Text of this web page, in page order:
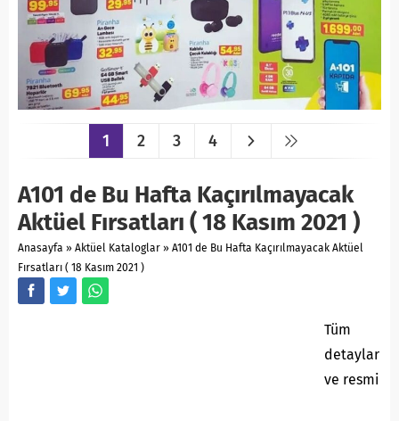
1 2 3 4
A101 de Bu Hafta Kaçırılmayacak
Aktüel Fırsatları ( 18 Kasım 2021 )
Anasayfa » Aktüel Kataloglar » A101 de Bu Hafta Kaçırılmayacak Aktüel
Fırsatları ( 18 Kasım 2021 )
Tüm
detaylar
ve resmi